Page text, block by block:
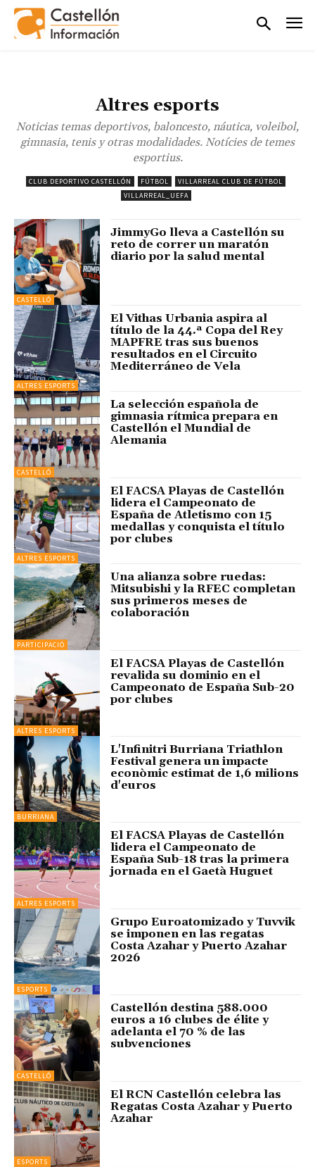
Altres esports
Noticias temas deportivos, baloncesto, náutica, voleibol,
gimnasia, tenis y otras modalidades. Notícies de temes
esportius.
CLUB DEPORTIVO CASTELLÓN FÚTBOL
VILLARREAL CLUB DE FÚTBOL
VILLARREAL_UEFA
CASTELLÓ
JimmyGo lleva a Castellón su
reto de correr un maratón
diario por la salud mental
ALTRES ESPORTS
El Vithas Urbania aspira al
título de la 44.ª Copa del Rey
MAPFRE tras sus buenos
resultados en el Circuito
Mediterráneo de Vela
CASTELLÓ
La selección española de
gimnasia rítmica prepara en
Castellón el Mundial de
Alemania
ALTRES ESPORTS
El FACSA Playas de Castellón
lidera el Campeonato de
España de Atletismo con 15
medallas y conquista el título
por clubes
PARTICIPACIÓ
Una alianza sobre ruedas:
Mitsubishi y la RFEC completan
sus primeros meses de
colaboración
ALTRES ESPORTS
El FACSA Playas de Castellón
revalida su dominio en el
Campeonato de España Sub-20
por clubes
BURRIANA
L'Infinitri Burriana Triathlon
Festival genera un impacte
econòmic estimat de 1,6 milions
d'euros
ALTRES ESPORTS
El FACSA Playas de Castellón
lidera el Campeonato de
España Sub-18 tras la primera
jornada en el Gaetà Huguet
ESPORTS
Grupo Euroatomizado y Tuvvik
se imponen en las regatas
Costa Azahar y Puerto Azahar
2026
CASTELLÓ
Castellón destina 588.000
euros a 16 clubes de élite y
adelanta el 70 % de las
subvenciones
ESPORTS
El RCN Castellón celebra las
Regatas Costa Azahar y Puerto
Azahar